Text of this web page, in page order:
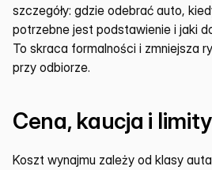
szczegóły: gdzie odebrać auto,
potrzebne jest podstawienie i jaki
To skraca formalności i zmniejsza
przy odbiorze.
Cena, kaucja i
Koszt wynajmu zależy od klasy